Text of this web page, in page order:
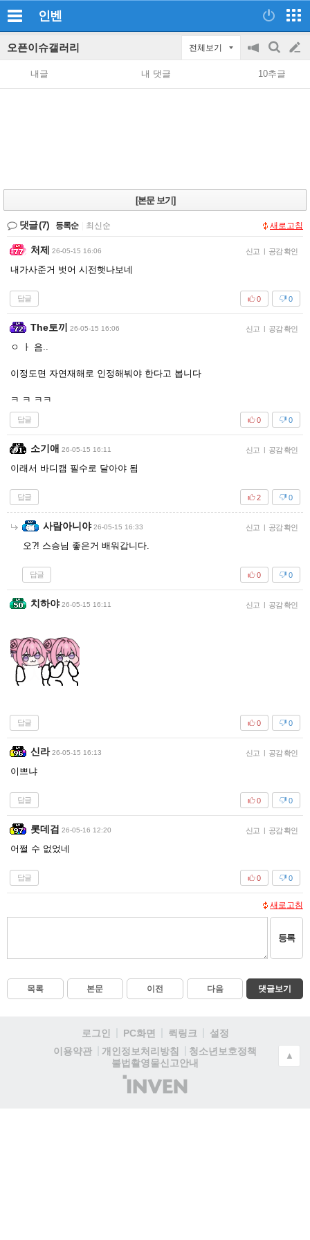
인벤
오픈이슈갤러리 전체보기
공
지
on/off
검
색
글
쓰
내글 내 댓글 10추글
[본문 보기]
댓글(7) 등록순 최신순 새로고침
처제 26-05-15 16:06 신고 | 공감 확인
내가사준거 벗어 시전햇나보네
답글 0
0
The토끼 26-05-15 16:06 신고 | 공감 확인
ㅇ ㅏ 음..
이정도면 자연재해로 인정해붜야 한다고 봅니다
ㅋ ㅋ ㅋㅋ
답글 0
0
소기애 26-05-15 16:11 신고 | 공감 확인
이래서 바디캠 필수로 달아야 됨
답글 0
2
사람아니야 26-05-15 16:33 신고 | 공감 확인
오?! 스승님 좋은거 배워갑니다.
답글 0
0
치하야 26-05-15 16:11 신고 | 공감 확인
답글 0
0
신라 26-05-15 16:13 신고 | 공감 확인
이쁘냐
답글 0
0
롯데검 26-05-16 12:20 신고 | 공감 확인
어쩔 수 없었네
답글 0
0
새로고침
등록
목록 본문 이전 다음 댓글보기
로그인 PC화면 퀵링크
설정
이용약관
개인정보처리방침
청소년보호정책
불법촬영물신고안내
(주)
인
▲